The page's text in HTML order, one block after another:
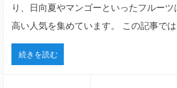
り、日向夏やマンゴーといったフルー
高い人気を集めています。 この記事で
続きを読む